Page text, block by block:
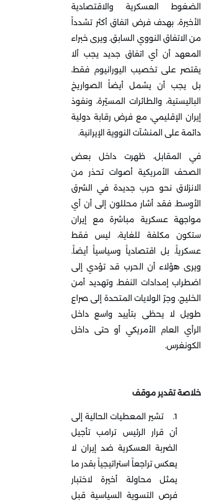
الضغوط العسكرية والاقتصادية
الأخيرة، بهدف فرض اتفاق أكثر تشدداً
من الاتفاق النووي السابق. ويرى خبراء
المعهد أن أي اتفاق جديد يجب ألا
يقتصر على تخصيب اليورانيوم فقط،
بل يجب أن يشمل أيضاً الصواريخ
الباليستية، والطائرات المسيّرة، ونفوذ
إيران الإقليمي، مع فرض رقابة دولية
دائمة على المنشآت النووية الإيرانية.
في المقابل، ظهرت داخل بعض
الصحف الأمريكية أصوات تحذر من
الانزلاق نحو حرب جديدة في الشرق
الأوسط. فقد أشار محللون إلى أن أي
مواجهة عسكرية مباشرة مع إيران
ستكون مكلفة للغاية، ليس فقط
عسكرياً، بل اقتصادياً وسياسياً أيضاً.
ويرى هؤلاء أن الحرب قد تؤدي إلى
اضطراب إمدادات النفط، وتهديد أمن
الخليج، وجرّ الولايات المتحدة إلى صراع
طويل لا يحظى بتأييد واسع داخل
الرأي العام الأمريكي أو حتى داخل
الكونغرس.
خلاصة تقدير موقف
1.
تشير المعطيات الحالية إلى
أن قرار الرئيس ترامب تأجيل
الضربة العسكرية ضد إيران لا
يعكس تراجعاً استراتيجياً بقدر ما
يمثل محاولة أخيرة لاختبار
فرص التسوية السياسية قبل